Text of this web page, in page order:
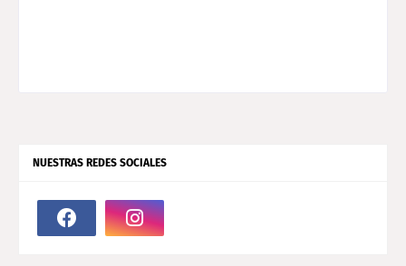
NUESTRAS REDES SOCIALES